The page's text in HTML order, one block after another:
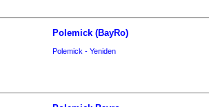
Polemick (BayRo)
Polemick - Yeniden